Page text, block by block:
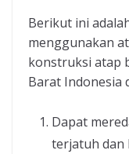
Berikut ini
menggunakan
konstruksi atap
Barat Indonesia
Dapat
terjatuh dan